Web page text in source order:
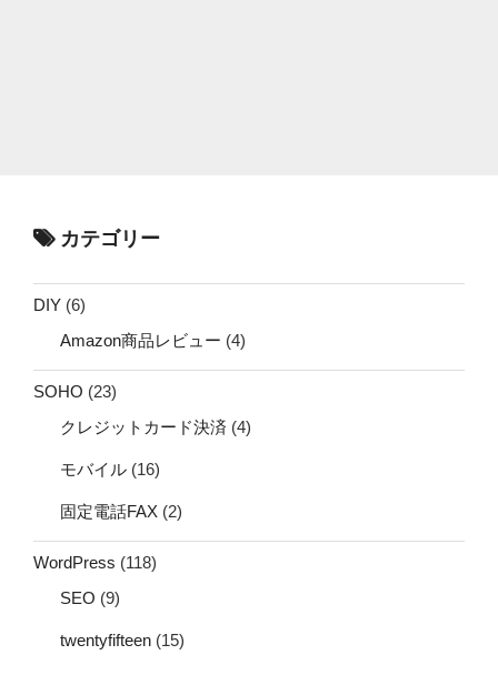
カテゴリー
DIY (6)
Amazon商品レビュー (4)
SOHO (23)
クレジットカード決済 (4)
モバイル (16)
固定電話FAX (2)
WordPress (118)
SEO (9)
twentyfifteen (15)